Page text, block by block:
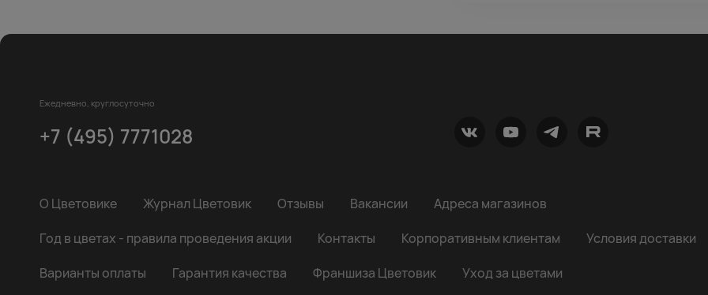
Ежедневно, круглосуточно
+7 (495) 7771028
О Цветовике Журнал Цветовик Отзывы Вакансии
Адреса магазинов
Год в цветах - правила проведения акции
Контакты Корпоративным клиентам
Условия доставки
Варианты оплаты
Гарантия качества Франшиза Цветовик Уход за цветами